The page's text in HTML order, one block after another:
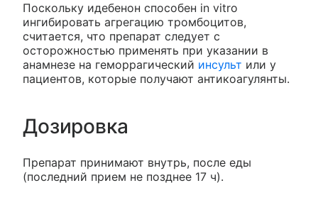
Поскольку идебенон способен in vitro
ингибировать агрегацию тромбоцитов,
считается, что препарат следует с
осторожностью применять при указании в
анамнезе на геморрагический инсульт или у
пациентов, которые получают антикоагулянты.
Дозировка
Препарат принимают внутрь, после еды
(последний прием не позднее 17 ч).